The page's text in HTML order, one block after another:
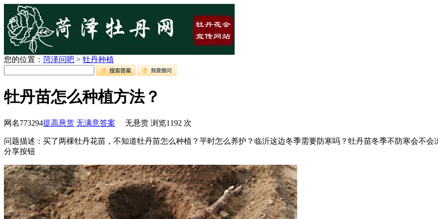
您的位置： 菏泽问吧 > 牡丹种植
牡丹苗怎么种植方法？
网名773294提高悬赏 无满意答案 无悬赏 浏览1192 次
问题描述：买了两棵牡丹花苗，不知道牡丹苗怎么种植？平时怎么养护？临沂这边冬季需要防寒吗？牡丹苗冬季不防寒会不会
分享按钮